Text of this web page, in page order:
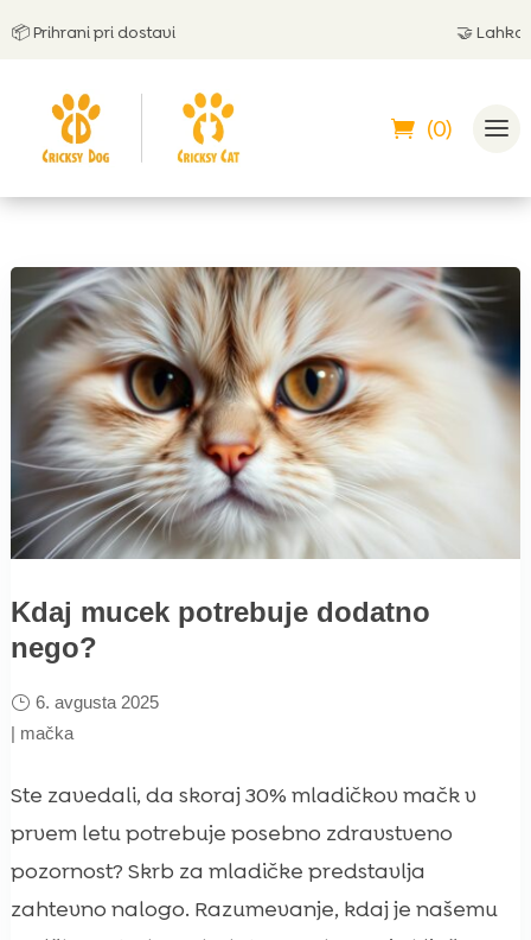
pri dostavi Lahko
(0)
Kdaj mucek potrebuje dodatno
nego?
6. avgusta 2025
| mačka
Ste zavedali, da skoraj 30% mladičkov mačk v
prvem letu potrebuje posebno zdravstveno
pozornost? Skrb za mladičke predstavlja
zahtevno nalogo. Razumevanje, kdaj je našemu